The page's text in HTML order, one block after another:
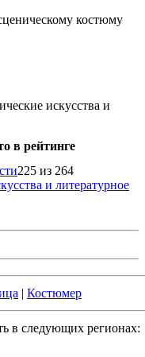
костюму
искусства и
в рейтинге
225 из 264
и литературное
| Костюмер
в следующих регионах: